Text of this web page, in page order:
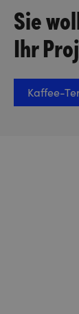
Sie
Ihr
Kaffee-